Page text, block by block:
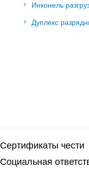
Инконель
Дуплекс
Сертификаты чести
Социальная